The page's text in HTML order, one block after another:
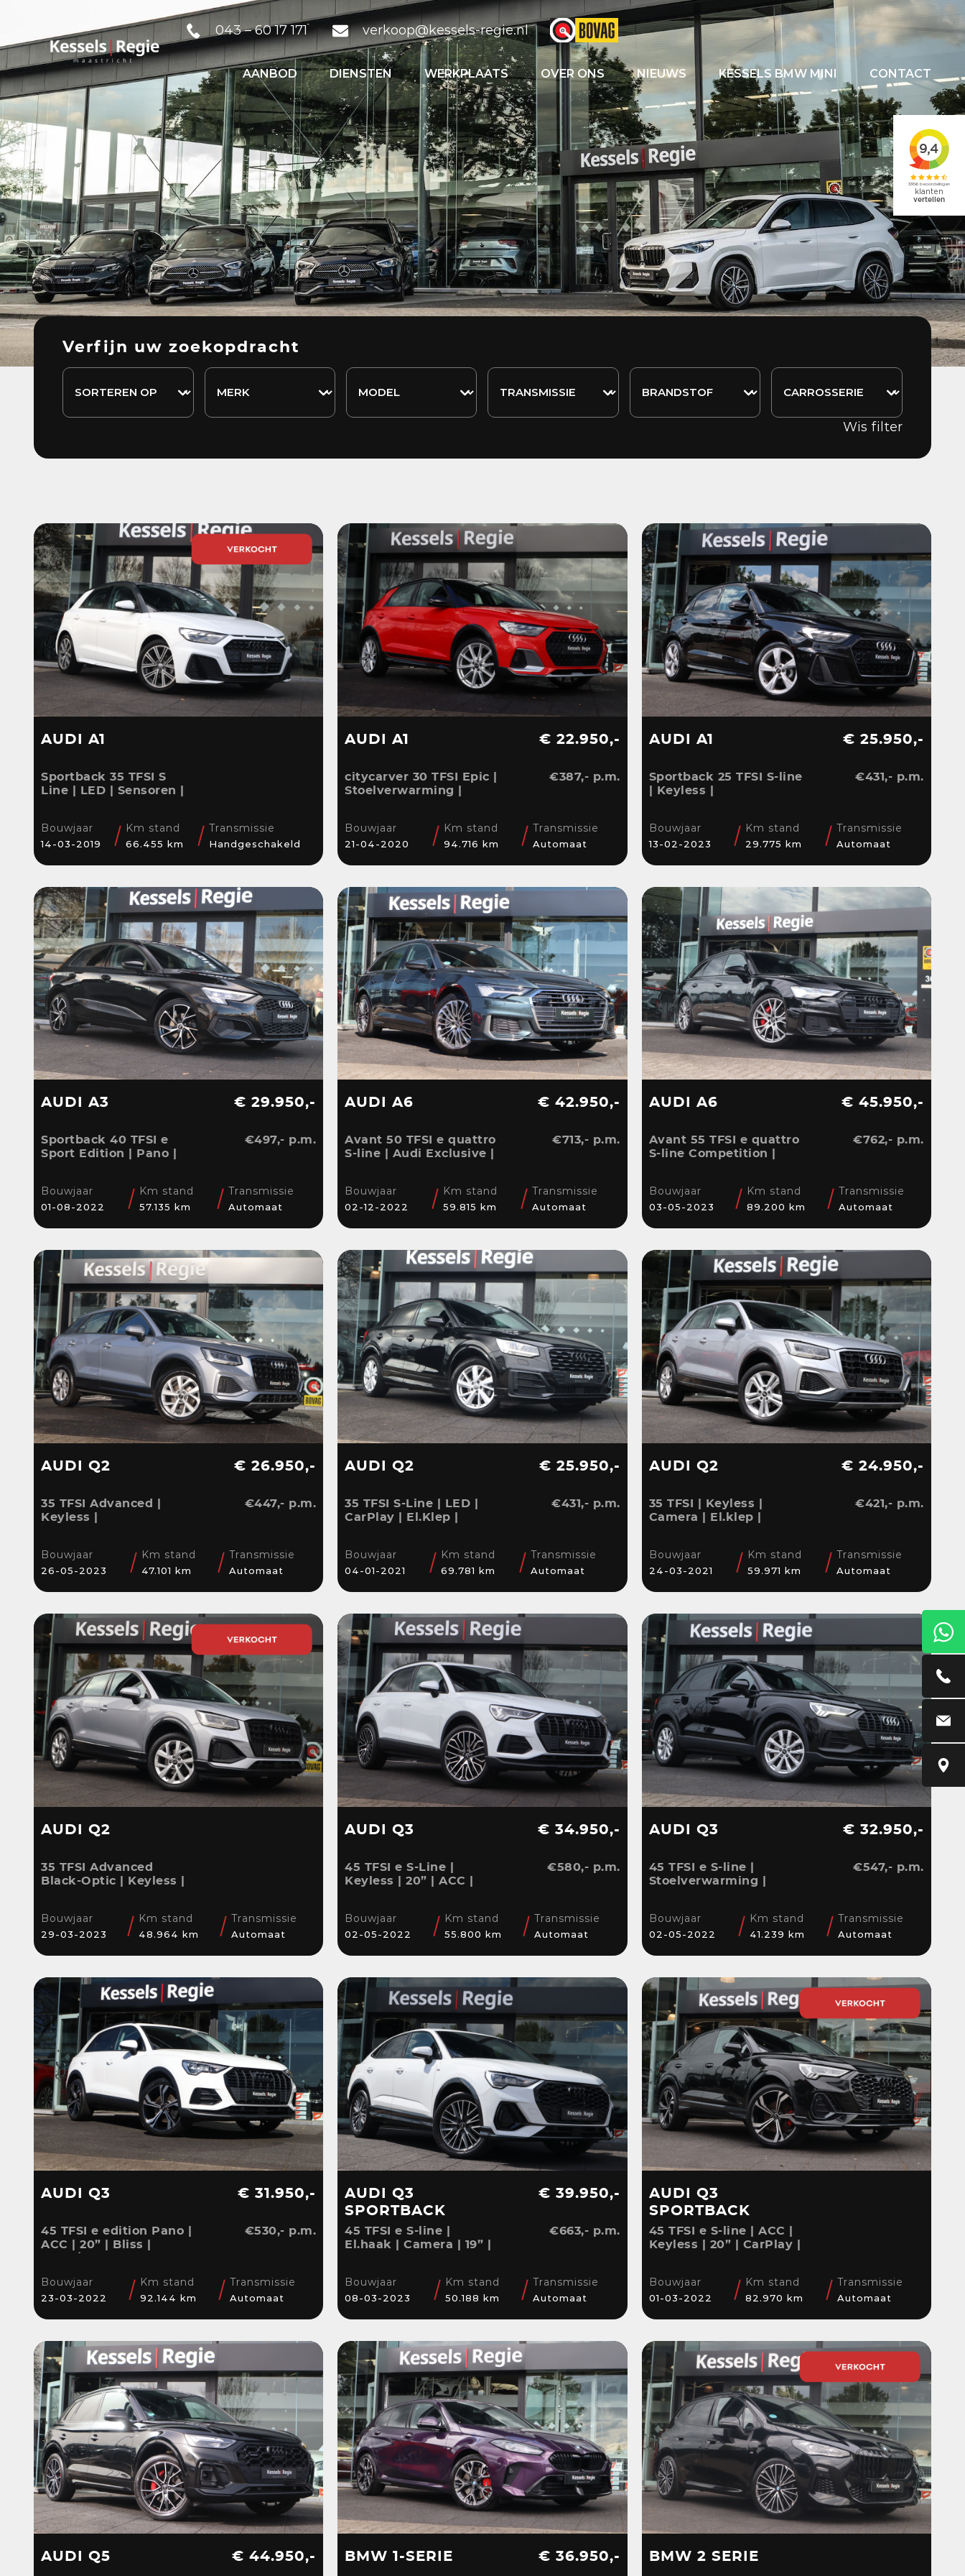
043 – 60 17 171 verkoop@kessels-regie.nl
AANBOD DIENSTEN WERKPLAATS OVER ONS NIEUWS KESSELS BMW MINI CONTACT
Verfijn uw zoekopdracht
Wis filter
AUDI A1
Sportback 35 TFSI S
Line | LED | Sensoren |
Bouwjaar
14-03-2019
Km stand
66.455 km
Transmissie
Handgeschakeld
AUDI A1
citycarver 30 TFSI Epic |
Stoelverwarming |
Navi
€ 22.950,-
€387,- p.m.
Bouwjaar
21-04-2020
Km stand
94.716 km
Transmissie
Automaat
AUDI A1
Sportback 25 TFSI S-line
| Keyless |
| Navi
€ 25.950,-
€431,- p.m.
Bouwjaar
13-02-2023
Km stand
29.775 km
Transmissie
Automaat
AUDI A3
Sportback 40 TFSI e
Sport Edition | Pano |
Stoelverwarming
€ 29.950,-
€497,- p.m.
Bouwjaar
01-08-2022
Km stand
57.135 km
Transmissie
Automaat
AUDI A6
Avant 50 TFSI e quattro
S-line | Audi Exclusive |
| Blis | CarPlay
€ 42.950,-
€713,- p.m.
Bouwjaar
02-12-2022
Km stand
59.815 km
Transmissie
Automaat
AUDI A6
Avant 55 TFSI e quattro
S-line Competition |
Ambient | Matrix | ACC |
Blis | Keyless
€ 45.950,-
€762,- p.m.
Bouwjaar
03-05-2023
Km stand
89.200 km
Transmissie
Automaat
AUDI Q2
35 TFSI Advanced |
Keyless |
| Navi | Sensoren | 17”
€ 26.950,-
€447,- p.m.
Bouwjaar
26-05-2023
Km stand
47.101 km
Transmissie
Automaat
AUDI Q2
35 TFSI S-Line | LED |
CarPlay | El.Klep |
€ 25.950,-
€431,- p.m.
Bouwjaar
04-01-2021
Km stand
69.781 km
Transmissie
Automaat
AUDI Q2
35 TFSI | Keyless |
Camera | El.klep |
€ 24.950,-
€421,- p.m.
Bouwjaar
24-03-2021
Km stand
59.971 km
Transmissie
Automaat
AUDI Q2
35 TFSI Advanced
Black-Optic | Keyless |
CarPlay | Bliss | Cruise |
Sensoren | DAB
Bouwjaar
29-03-2023
Km stand
48.964 km
Transmissie
Automaat
AUDI Q3
45 TFSI e S-Line |
Keyless | 20” | ACC |
€ 34.950,-
€580,- p.m.
Bouwjaar
02-05-2022
Km stand
55.800 km
Transmissie
Automaat
AUDI Q3
45 TFSI e S-line |
Stoelverwarming |
€ 32.950,-
€547,- p.m.
Bouwjaar
02-05-2022
Km stand
41.239 km
Transmissie
Automaat
AUDI Q3
45 TFSI e edition Pano |
ACC | 20” | Bliss |
€ 31.950,-
€530,- p.m.
Bouwjaar
23-03-2022
Km stand
92.144 km
Transmissie
Automaat
AUDI Q3
SPORTBACK
45 TFSI e S-line |
El.haak | Camera | 19” |
€ 39.950,-
€663,- p.m.
Bouwjaar
08-03-2023
Km stand
50.188 km
Transmissie
Automaat
AUDI Q3
SPORTBACK
45 TFSI e S-line | ACC |
Keyless | 20” | CarPlay |
Bouwjaar
01-03-2022
Km stand
82.970 km
Transmissie
Automaat
AUDI Q5 € 44.950,- BMW 1-SERIE € 36.950,- BMW 2 SERIE